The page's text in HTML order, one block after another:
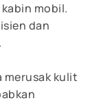
mobil.
dan
merusak kulit